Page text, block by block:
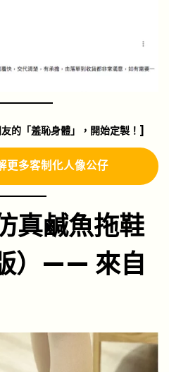
的「羞恥身體」，開始定製！]
更多客制化人像公仔
真鹹魚拖鞋
）—— 來自